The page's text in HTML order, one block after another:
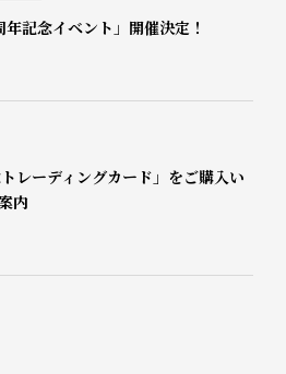
記念イベント」開催決定！
レーディングカード」をご購入い
内